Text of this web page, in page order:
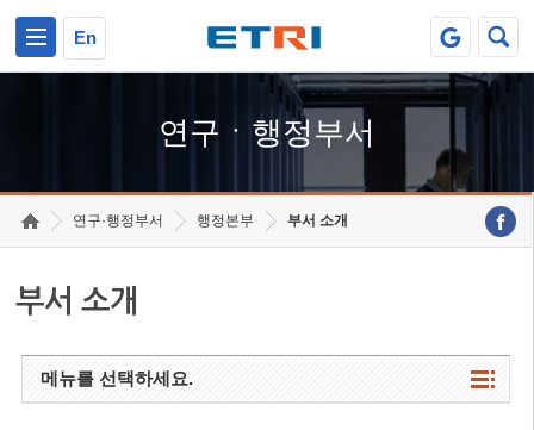
En
연구ㆍ행정부서
연구·행정부서 행정본부 부서 소개
부서 소개
메뉴를 선택하세요.